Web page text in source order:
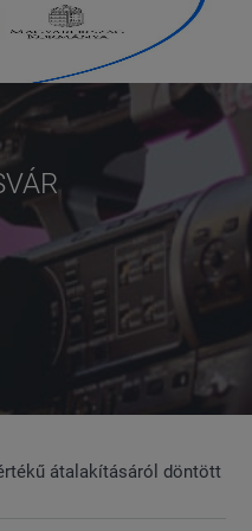
átalakításáról döntött